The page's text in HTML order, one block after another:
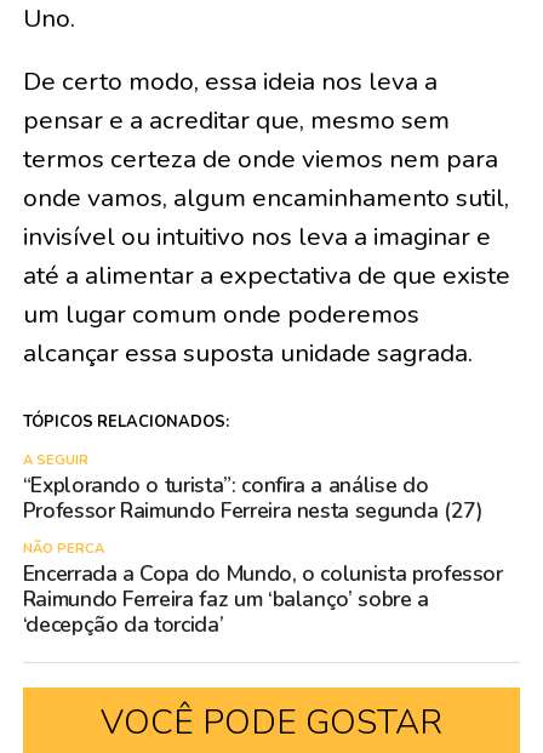
Uno.
De certo modo, essa ideia nos leva a
pensar e a acreditar que, mesmo sem
termos certeza de onde viemos nem para
onde vamos, algum encaminhamento sutil,
invisível ou intuitivo nos leva a imaginar e
até a alimentar a expectativa de que existe
um lugar comum onde poderemos
alcançar essa suposta unidade sagrada.
TÓPICOS RELACIONADOS:
A SEGUIR
“Explorando o turista”: confira a análise do
Professor Raimundo Ferreira nesta segunda (27)
NÃO PERCA
Encerrada a Copa do Mundo, o colunista professor
Raimundo Ferreira faz um ‘balanço’ sobre a
‘decepção da torcida’
VOCÊ PODE GOSTAR